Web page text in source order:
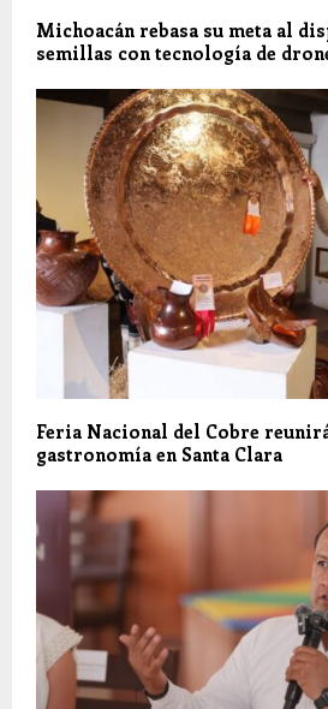
Michoacán rebasa su meta al
semillas con tecnología de
Feria Nacional del Cobre
gastronomía en Santa Clara